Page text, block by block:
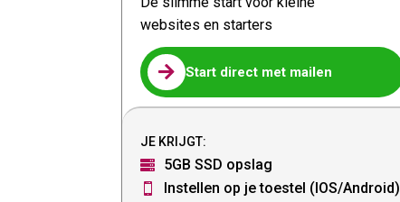
websites en starters
 Start direct met mailen
JE KRIJGT:

5GB SSD opslag
 Instellen op je toestel (IOS/Android)